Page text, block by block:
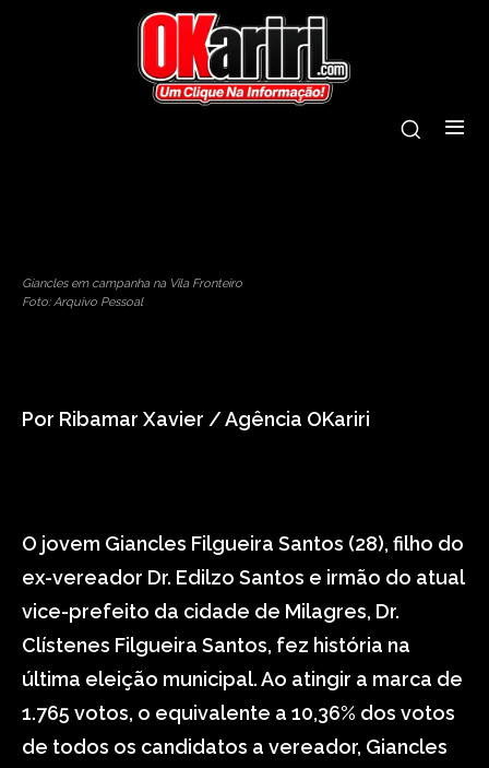
entrevista
vereador
Giancles em campanha na Vila Fronteiro
Foto: Arquivo Pessoal
Por Ribamar Xavier / Agência OKariri
O jovem Giancles Filgueira Santos (28), filho do
ex-vereador Dr. Edilzo Santos e irmão do atual
vice-prefeito da cidade de Milagres, Dr.
Clístenes Filgueira Santos, fez história na
última eleição municipal. Ao atingir a marca de
1.765 votos, o equivalente a 10,36% dos votos
de todos os candidatos a vereador, Giancles